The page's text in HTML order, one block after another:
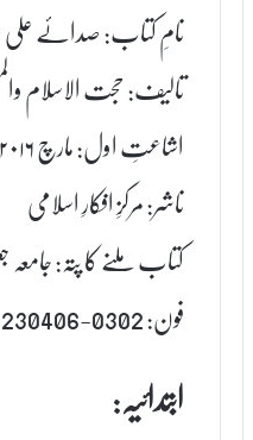
نامِ کتاب: صدائے علی
تالیف: حجت الاسلام
اشاعتِ اول: مارچ ۲۰۱۶
ناشر: مرکزِ افکارِ اسلامی
کتاب ملنے کا پتہ:
فون: 0302-5230406
ابتدائیہ: